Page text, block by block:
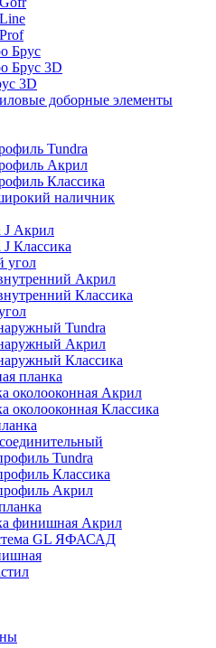
Line
Prof
Брус
Брус 3D
3D
доборные элементы
Tundra
Акрил
Классика
наличник
J Акрил
Классика
угол
Акрил
Классика
Tundra
Акрил
Классика
планка
околооконная Акрил
околооконная Классика
Tundra
Классика
Акрил
финишная Акрил
GL ЯФАСАД